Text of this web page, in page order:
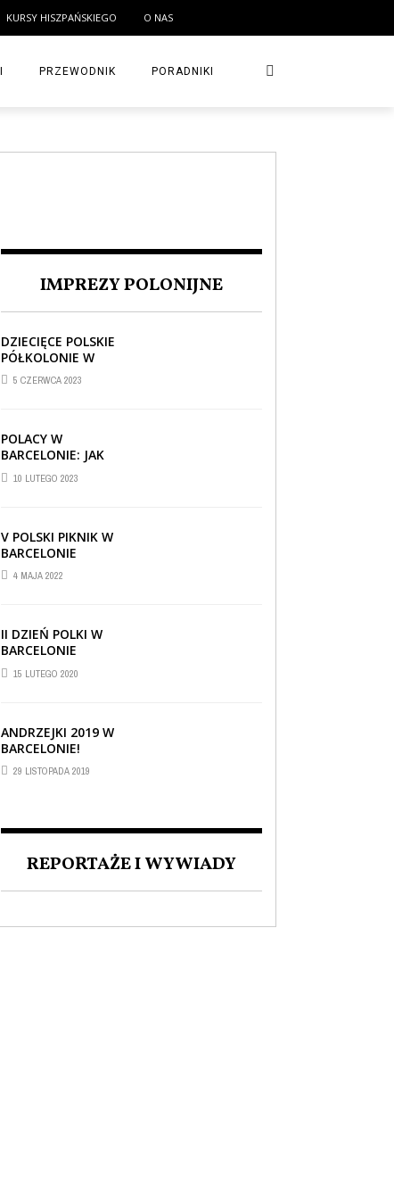
KURSY HISZPAŃSKIEGO O NAS
PRZEWODNIK PORADNIKI
IMPREZY POLONIJNE
DZIECIĘCE POLSKIE
PÓŁKOLONIE W
BARCELONIE
5 CZERWCA 2023
POLACY W
BARCELONIE: JAK
RADZĄ SOBIE ZA
GRANICĄ
10 LUTEGO 2023
V POLSKI PIKNIK W
BARCELONIE
4 MAJA 2022
II DZIEŃ POLKI W
BARCELONIE
15 LUTEGO 2020
ANDRZEJKI 2019 W
BARCELONIE!
29 LISTOPADA 2019
REPORTAŻE I WYWIADY
MIŁOŚCI DO NASZEGO
JĘZYKA I FASCYNACJI
POLSKĄ KULTURĄ.